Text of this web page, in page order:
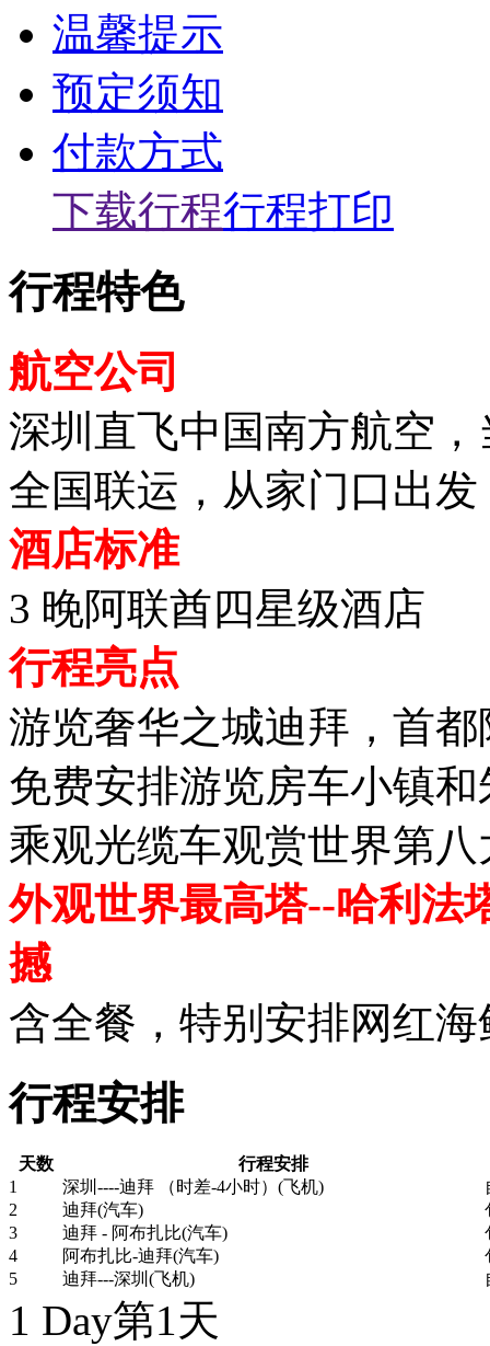
温馨提示
预定须知
付款方式
下载行程行程打印
行程特色
航空公司
深圳直飞中国南方航空
全国联运，从家门口出发
酒店标准
3 晚阿联酋四星级酒店
行程亮点
游览奢华之城迪拜，首
免费安排游览房车小镇
乘观光缆车观赏世界第八
外观世界最高塔--哈利法
撼
含全餐，特别安排网红
行程安排
天数
行程安排
1
深圳----迪拜 （时差-4小时）(飞机)
2
迪拜(汽车)
3
迪拜 - 阿布扎比(汽车)
4
阿布扎比-迪拜(汽车)
5
迪拜---深圳(飞机)
1 Day第1天